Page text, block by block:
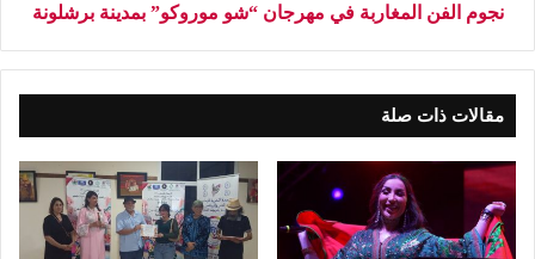
نجوم الفن المغاربة في مهرجان “شو موروكو” بمدينة برشلونة
مقالات ذات صلة